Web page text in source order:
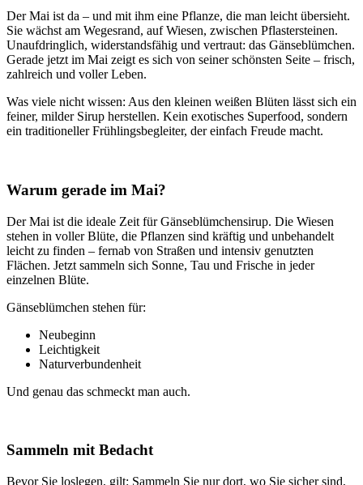
Der Mai ist da – und mit ihm eine Pflanze, die man leicht übersieht.
Sie wächst am Wegesrand, auf Wiesen, zwischen Pflastersteinen.
Unaufdringlich, widerstandsfähig und vertraut: das Gänseblümchen.
Gerade jetzt im Mai zeigt es sich von seiner schönsten Seite – frisch,
zahlreich und voller Leben.
Was viele nicht wissen: Aus den kleinen weißen Blüten lässt sich ein
feiner, milder Sirup herstellen. Kein exotisches Superfood, sondern
ein traditioneller Frühlingsbegleiter, der einfach Freude macht.
Warum gerade im Mai?
Der Mai ist die ideale Zeit für Gänseblümchensirup. Die Wiesen
stehen in voller Blüte, die Pflanzen sind kräftig und unbehandelt
leicht zu finden – fernab von Straßen und intensiv genutzten
Flächen. Jetzt sammeln sich Sonne, Tau und Frische in jeder
einzelnen Blüte.
Gänseblümchen stehen für:
Neubeginn
Leichtigkeit
Naturverbundenheit
Und genau das schmeckt man auch.
Sammeln mit Bedacht
Bevor Sie loslegen, gilt: Sammeln Sie nur dort, wo Sie sicher sind,